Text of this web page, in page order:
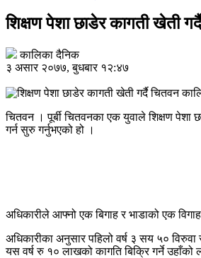
शिक्षण पेशा छाडेर कागती खेती
कालिका दैनिक
३ असार २०७७, बुधबार १२:४७
चितवन । पूर्बी चितवनका एक युवाले शिक्षण पेशा
गर्न सुरु गर्नुभएको हो ।
अधिकारीले आफ्नो एक बिगाह र भाडाको एक
अधिकारीका अनुसार पहिलो वर्ष ३ सय ५०
यस वर्ष रु १० लाखको कागति बिक्रि गर्ने उहाँको